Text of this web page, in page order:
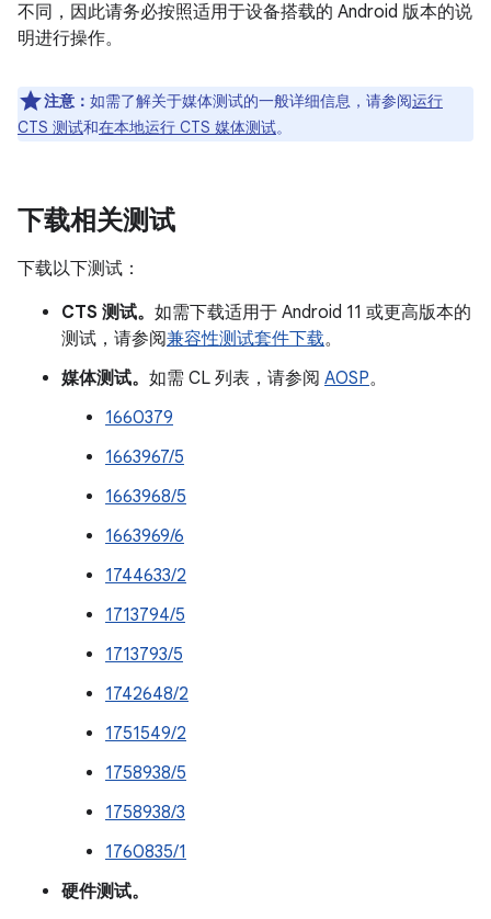
不同，因此请务必按照适用于设备搭载的 Android 版本的说
明进行操作。
注意： 如需了解关于媒体测试的一般详细信息，请参阅运行
CTS 测试和在本地运行 CTS 媒体测试。
下载相关测试
下载以下测试：
CTS 测试。 如需下载适用于 Android 11 或更高版本的
测试，请参阅兼容性测试套件下载。
媒体测试。 如需 CL 列表，请参阅 AOSP。
1660379
1663967/5
1663968/5
1663969/6
1744633/2
1713794/5
1713793/5
1742648/2
1751549/2
1758938/5
1758938/3
1760835/1
硬件测试。